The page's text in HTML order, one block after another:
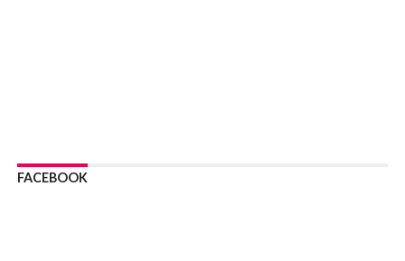
06 sierpnia 2026
POWIAT BRZESKI. W Wytrzyszczce karetka zderzyła się z
FACEBOOK